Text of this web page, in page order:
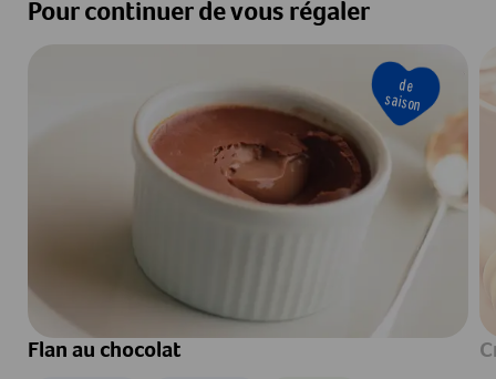
Pour continuer de vous régaler
de
saison
Flan au chocolat